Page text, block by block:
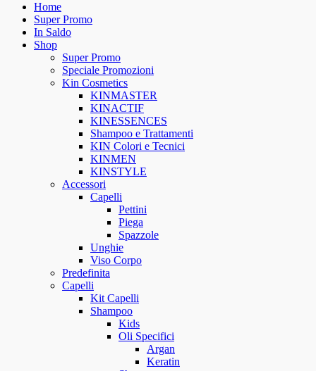
Home
Super Promo
In Saldo
Shop
Super Promo
Speciale Promozioni
Kin Cosmetics
KINMASTER
KINACTIF
KINESSENCES
Shampoo e Trattamenti
KIN Colori e Tecnici
KINMEN
KINSTYLE
Accessori
Capelli
Pettini
Piega
Spazzole
Unghie
Viso Corpo
Predefinita
Capelli
Kit Capelli
Shampoo
Kids
Oli Specifici
Argan
Keratin